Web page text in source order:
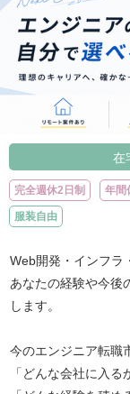
在
完全週休2日制 年間
服装自由
Web開発・インフラ
あなたの経験や今後
します。
今のエンジニア転職
「どんな会社に入る